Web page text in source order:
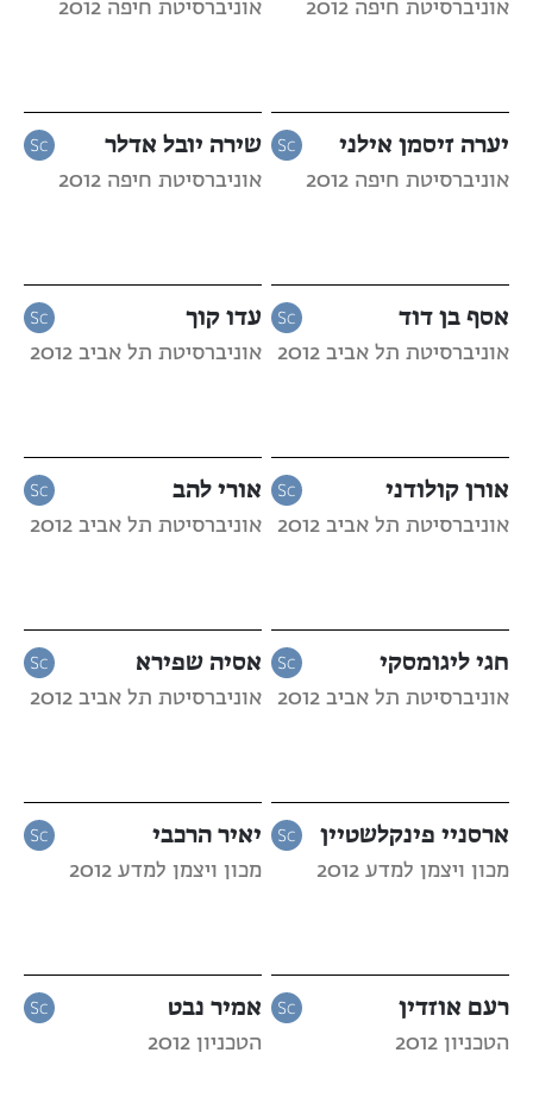
אוניברסיטת חיפה 2012 אוניברסיטת חיפה 2012
יערה זיסמן אילני
אוניברסיטת חיפה 2012
שירה יובל אדלר
אוניברסיטת חיפה 2012
אסף בן דוד
אוניברסיטת תל אביב 2012
עדו קוך
אוניברסיטת תל אביב 2012
אורן קולודני
אוניברסיטת תל אביב 2012
אורי להב
אוניברסיטת תל אביב 2012
חגי ליגומסקי
אוניברסיטת תל אביב 2012
אסיה שפירא
אוניברסיטת תל אביב 2012
ארסניי פינקלשטיין
מכון ויצמן למדע 2012
יאיר הרכבי
מכון ויצמן למדע 2012
רעם אוזדין
הטכניון 2012
אמיר נבט
הטכניון 2012